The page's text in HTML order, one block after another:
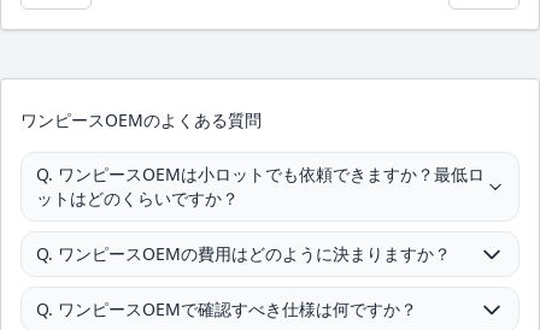
ワンピースOEMのよくある質問
Q. ワンピースOEMは小ロットでも依頼できますか？最低ロ
ットはどのくらいですか？
Q. ワンピースOEMの費用はどのように決まりますか？
Q. ワンピースOEMで確認すべき仕様は何ですか？